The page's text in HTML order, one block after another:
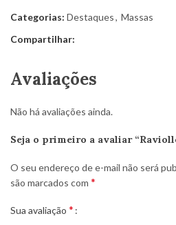
Categorias: Destaques, Massas
Compartilhar:
Avaliações
Não há avaliações ainda.
Seja o primeiro a avaliar
O seu endereço de e-mail não será
são marcados com *
Sua avaliação *